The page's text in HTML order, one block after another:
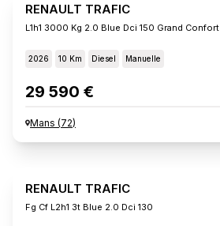
RENAULT TRAFIC
L1h1 3000 Kg 2.0 Blue Dci 150 Grand Confort
2026 10 Km Diesel Manuelle
29 590 €
Mans (72)
RENAULT TRAFIC
Fg Cf L2h1 3t Blue 2.0 Dci 130